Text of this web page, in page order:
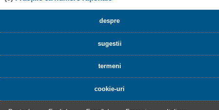
despre
sugestii
termeni
cookie-uri